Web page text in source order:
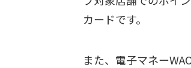
カードです。
また、電子マネー